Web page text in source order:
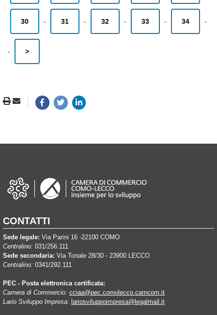
30 - 31 - 32 - 33 - 34 -
- >
CONTATTI
Sede legale: Via Parini 16 -22100 COMO
Centralino: 031/256.111
Sede secondaria: Via Tonale 28/30 - 23900 LECCO
Centralino: 0341/292.111
PEC - Posta elettronica certificata:
Camera di Commercio: cciaa@pec.comolecco.camcom.it
Lario Sviluppo Impresa: lariosviluppoimpresa@legalmail.it